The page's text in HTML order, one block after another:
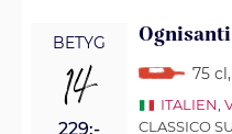
BETYG
14
229:-
75 cl,
ITALIEN
CLASSICO